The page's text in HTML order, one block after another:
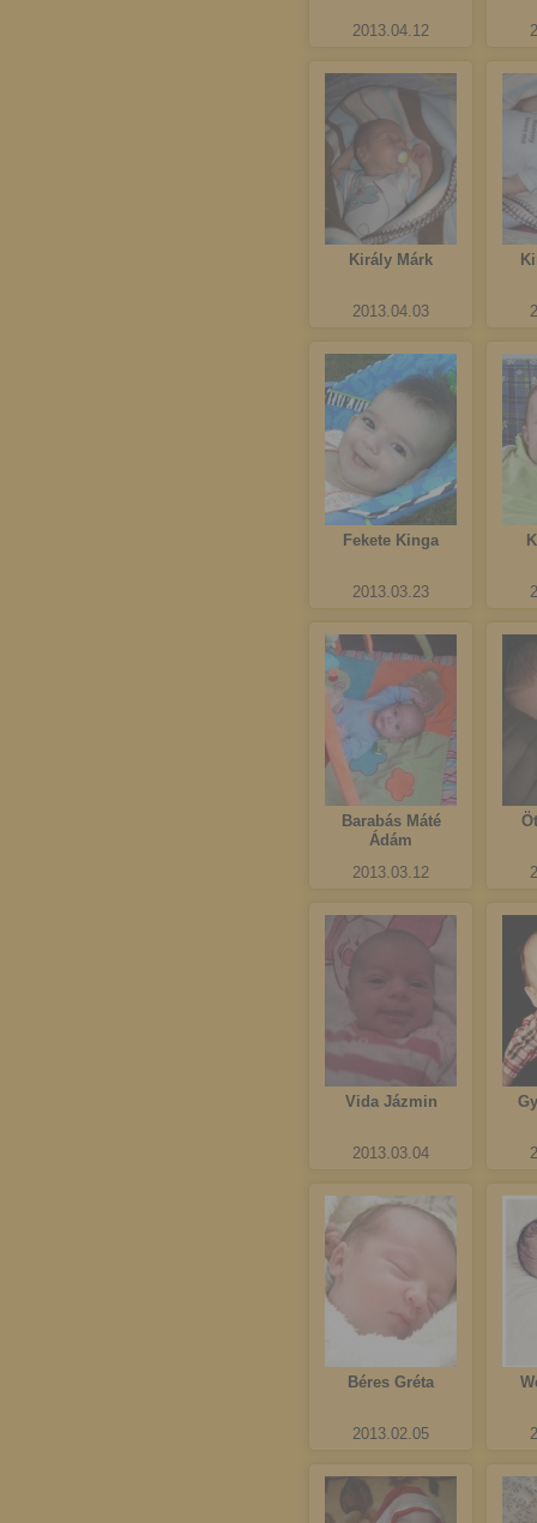
2013.04.12
Király Márk
2013.04.03
Fekete Kinga
2013.03.23
Barabás Máté
Ádám
2013.03.12
Vida Jázmin
2013.03.04
Béres Gréta
2013.02.05